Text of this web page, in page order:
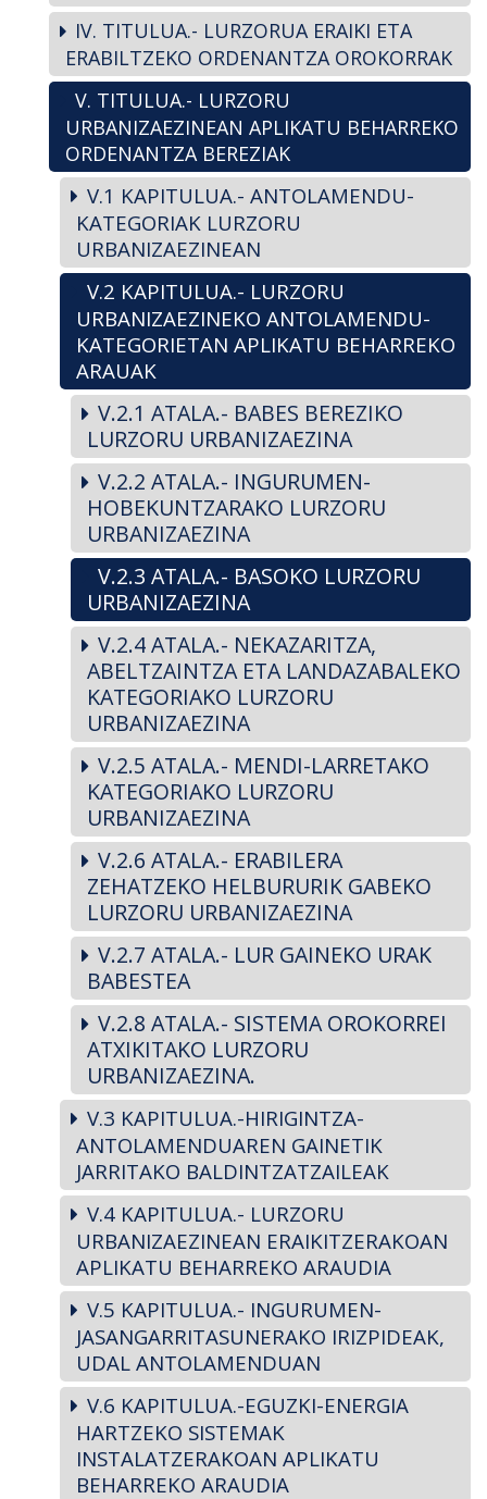
IV. TITULUA.- LURZORUA ERAIKI ETA
ERABILTZEKO ORDENANTZA OROKORRAK
V. TITULUA.- LURZORU
URBANIZAEZINEAN APLIKATU BEHARREKO
ORDENANTZA BEREZIAK
V.1 KAPITULUA.- ANTOLAMENDU-
KATEGORIAK LURZORU
URBANIZAEZINEAN
V.2 KAPITULUA.- LURZORU
URBANIZAEZINEKO ANTOLAMENDU-
KATEGORIETAN APLIKATU BEHARREKO
ARAUAK
V.2.1 ATALA.- BABES BEREZIKO
LURZORU URBANIZAEZINA
V.2.2 ATALA.- INGURUMEN-
HOBEKUNTZARAKO LURZORU
URBANIZAEZINA
V.2.3 ATALA.- BASOKO LURZORU
URBANIZAEZINA
V.2.4 ATALA.- NEKAZARITZA,
ABELTZAINTZA ETA LANDAZABALEKO
KATEGORIAKO LURZORU
URBANIZAEZINA
V.2.5 ATALA.- MENDI-LARRETAKO
KATEGORIAKO LURZORU
URBANIZAEZINA
V.2.6 ATALA.- ERABILERA
ZEHATZEKO HELBURURIK GABEKO
LURZORU URBANIZAEZINA
V.2.7 ATALA.- LUR GAINEKO URAK
BABESTEA
V.2.8 ATALA.- SISTEMA OROKORREI
ATXIKITAKO LURZORU
URBANIZAEZINA.
V.3 KAPITULUA.-HIRIGINTZA-
ANTOLAMENDUAREN GAINETIK
JARRITAKO BALDINTZATZAILEAK
V.4 KAPITULUA.- LURZORU
URBANIZAEZINEAN ERAIKITZERAKOAN
APLIKATU BEHARREKO ARAUDIA
V.5 KAPITULUA.- INGURUMEN-
JASANGARRITASUNERAKO IRIZPIDEAK,
UDAL ANTOLAMENDUAN
V.6 KAPITULUA.-EGUZKI-ENERGIA
HARTZEKO SISTEMAK
INSTALATZERAKOAN APLIKATU
BEHARREKO ARAUDIA